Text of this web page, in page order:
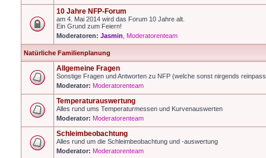
10 Jahre NFP-Forum
am 4. Mai 2014 wird das Forum 10 Jahre alt.
Ein Grund zum Feiern!
Moderatoren: Jasmin Moderatorenteam
Natürliche Familienplanung
Allgemeine Fragen
Sonstige Fragen und Antworten zu NFP (welche sonst nirgends
Moderator: Moderatorenteam
Temperaturauswertung
Alles rund ums Temperaturmessen und Kurvenauswerten
Moderator: Moderatorenteam
Schleimbeobachtung
Alles rund um die Schleimbeobachtung und -auswertung
Moderator: Moderatorenteam